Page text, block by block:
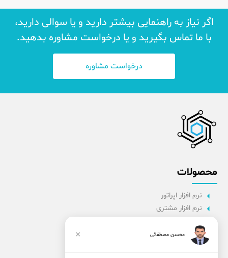
اگر نیاز به راهنمایی بیشتر دارید و یا سوالی دارید،
با ما تماس بگیرید و یا درخواست مشاوره بدهید.
درخواست مشاوره
محصولات
نرم افزار اپراتور
نرم افزار مشتری
نرم افزار راننده
پنل مدیریت
محسن مصطفائی ×